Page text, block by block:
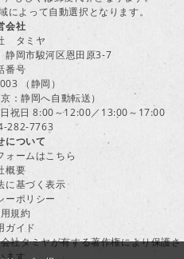
よって自動選択となります。
会社
タミヤ
岡市駿河区恩田原3-7
番号
（静岡）
：静岡へ自動転送）
祝日 8:00～12:00／13:00～17:00
282-7763
について
ォームはこちら
概要
に基づく表示
ーポリシー
規約
ガイド
社タミヤが有する著作権により保護さ
ます。